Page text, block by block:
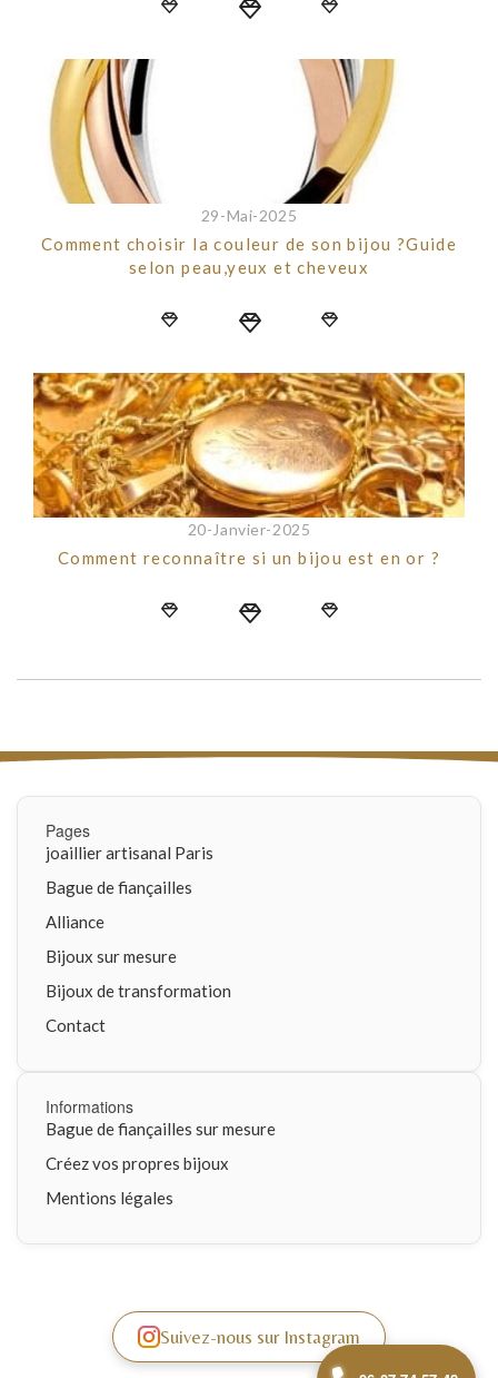
29-Mai-2025
Comment choisir la couleur de son bijou ?Guide
selon peau,yeux et cheveux
20-Janvier-2025
Comment reconnaître si un bijou est en or ?
Pages
joaillier artisanal Paris
Bague de fiançailles
Alliance
Bijoux sur mesure
Bijoux de transformation
Contact
Informations
Bague de fiançailles sur mesure
Créez vos propres bijoux
Mentions légales
Suivez-nous sur Instagram